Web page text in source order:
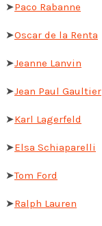
➤Paco Rabanne
➤Oscar de la Renta
➤Jeanne Lanvin
➤Jean Paul Gaultier
➤Karl Lagerfeld
➤Elsa Schiaparelli
➤Tom Ford
➤Ralph Lauren